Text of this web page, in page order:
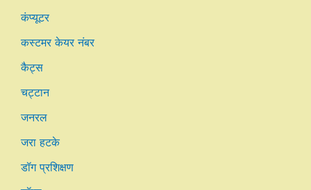
कंप्यूटर
कस्टमर केयर नंबर
कैट्स
चट्टान
जनरल
जरा हटके
डॉग प्रशिक्षण